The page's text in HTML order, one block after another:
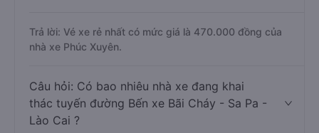
Trả lời: Vé xe rẻ nhất có mức giá là 470.000 đồng của
nhà xe Phúc Xuyên.
Câu hỏi: Có bao nhiêu nhà xe đang khai
thác tuyến đường Bến xe Bãi Cháy - Sa Pa -
Lào Cai ?